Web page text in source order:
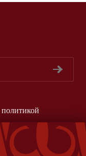
политикой